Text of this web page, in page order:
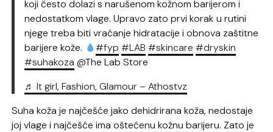
koji često dolazi s narušenom kožnom barijerom i
nedostatkom vlage. Upravo zato prvi korak u rutini
njege treba biti vraćanje hidratacije i obnova zaštitne
barijere kože.
#fyp #LAB #skincare #dryskin
#suhakoza @The Lab Store
♬ It girl, Fashion, Glamour – Athostvz
Suha koža je najčešće jako dehidrirana koža, nedostaje
joj vlage i najčešće ima oštećenu kožnu barijeru. Zato je